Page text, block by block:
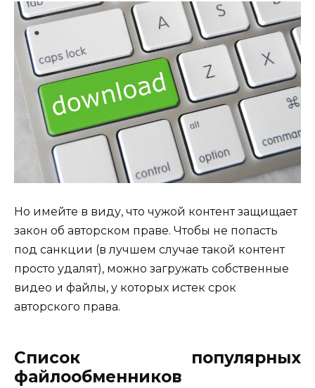
Но имейте в виду, что чужой контент защищает
закон об авторском праве. Чтобы не попасть
под санкции (в лучшем случае такой контент
просто удалят), можно загружать собственные
видео и файлы, у которых истек срок
авторского права.
Список популярных
файлообменников